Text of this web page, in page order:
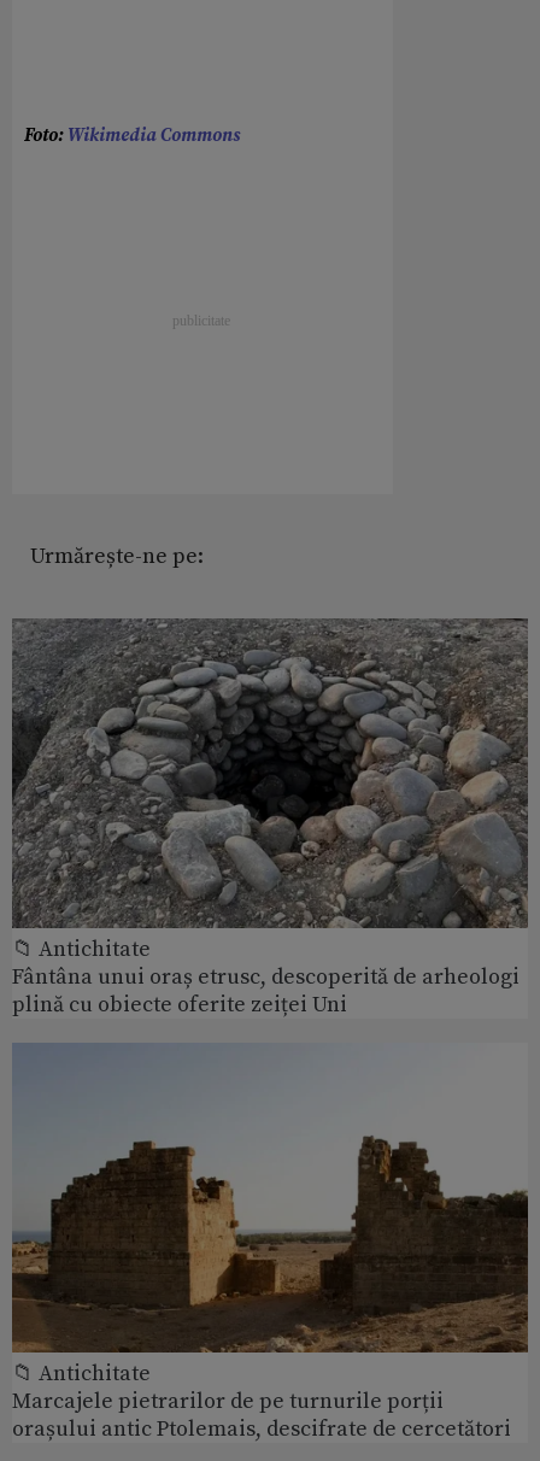
Foto: Wikimedia Commons
Urmărește-ne pe:
📁 Antichitate
Fântâna unui oraș etrusc, descoperită de arheologi
plină cu obiecte oferite zeiței Uni
📁 Antichitate
Marcajele pietrarilor de pe turnurile porții
orașului antic Ptolemais, descifrate de cercetători